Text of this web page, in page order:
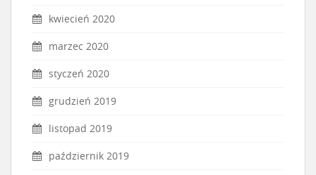
kwiecień 2020
marzec 2020
styczeń 2020
grudzień 2019
listopad 2019
październik 2019